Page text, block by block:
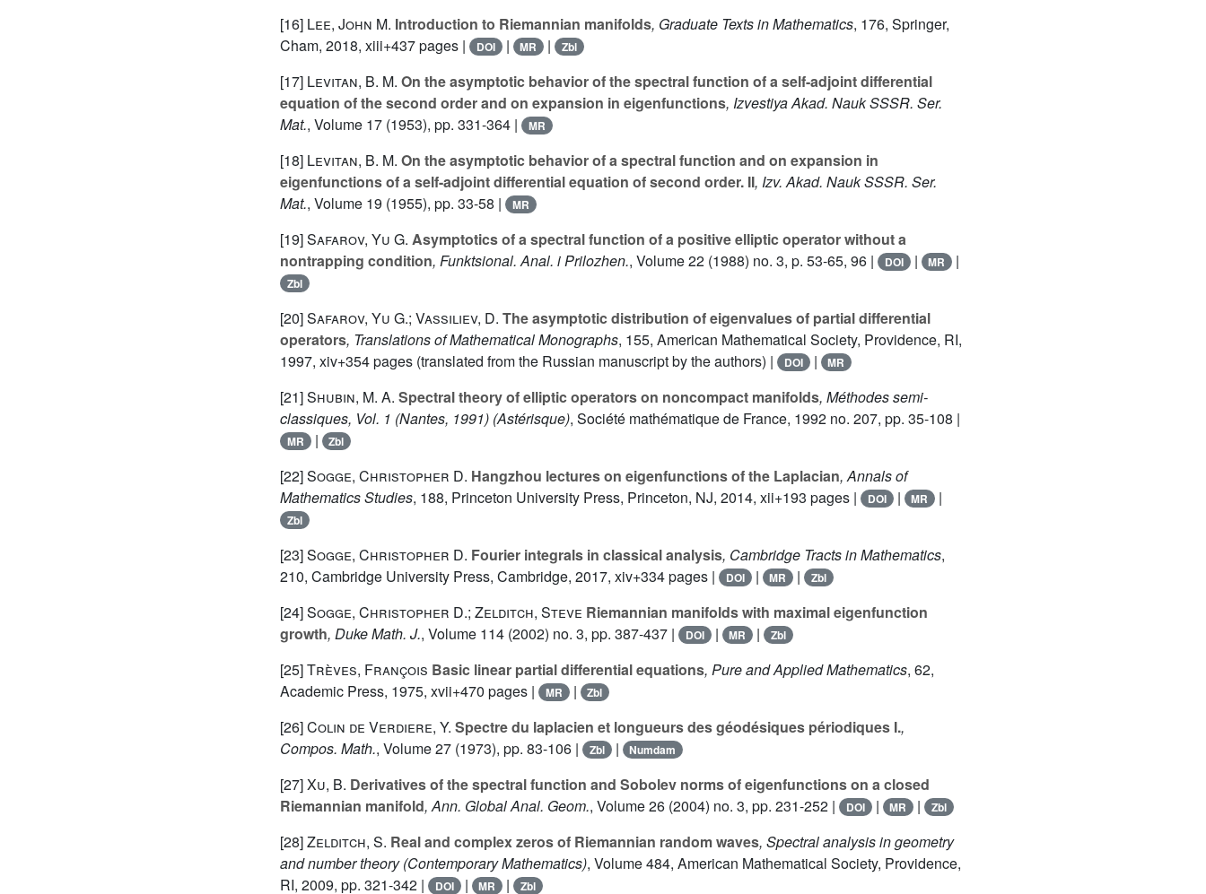
[16] Lee, John M. Introduction to Riemannian manifolds, Graduate Texts in Mathematics, 176, Springer,
Cham, 2018, xiii+437 pages |
DOI | MR | Zbl
[17] Levitan, B. M. On the asymptotic behavior of the spectral function of a self-adjoint differential
equation of the second order and on expansion in eigenfunctions, Izvestiya Akad. Nauk SSSR. Ser.
Mat., Volume 17 (1953), pp. 331-364 | MR
[18] Levitan, B. M. On the asymptotic behavior of a spectral function and on expansion in
eigenfunctions of a self-adjoint differential equation of second order. II, Izv. Akad. Nauk SSSR. Ser.
Mat., Volume 19 (1955), pp. 33-58 | MR
[19]Safarov, Yu G. Asymptotics of a spectral function of a positive elliptic operator without a
nontrapping condition, Funktsional. Anal. i Prilozhen., Volume 22 (1988) no. 3, p. 53-65, 96 | DOI | MR |
Zbl
[20]Safarov, Yu G.; Vassiliev, D. The asymptotic distribution of eigenvalues of partial differential
operators, Translations of Mathematical Monographs, 155, American Mathematical Society, Providence, RI,
1997, xiv+354 pages (translated from the Russian manuscript by the authors) |
DOI | MR
[21]Shubin, M. A. Spectral theory of elliptic operators on noncompact manifolds, Méthodes semi-
classiques, Vol. 1 (Nantes, 1991) (Astérisque), Société mathématique de France, 1992 no. 207, pp. 35-108 |
MR | Zbl
[22]Sogge, Christopher D. Hangzhou lectures on eigenfunctions of the Laplacian, Annals of
Mathematics Studies, 188, Princeton University Press, Princeton, NJ, 2014, xii+193 pages | DOI | MR |
Zbl
[23]Sogge, Christopher D. Fourier integrals in classical analysis, Cambridge Tracts in Mathematics,
210, Cambridge University Press, Cambridge, 2017, xiv+334 pages | DOI | MR | Zbl
[24]Sogge, Christopher D.; Zelditch, Steve Riemannian manifolds with maximal eigenfunction
growth, Duke Math. J., Volume 114 (2002) no. 3, pp. 387-437 | DOI | MR | Zbl
[25]Trèves, François Basic linear partial differential equations, Pure and Applied Mathematics, 62,
Academic Press, 1975, xvii+470 pages |
MR | Zbl
[26]Colin de Verdiere, Y. Spectre du laplacien et longueurs des géodésiques périodiques I.,
Compos. Math., Volume 27 (1973), pp. 83-106 | Zbl | Numdam
[27]Xu, B. Derivatives of the spectral function and Sobolev norms of eigenfunctions on a closed
Riemannian manifold, Ann. Global Anal. Geom., Volume 26 (2004) no. 3, pp. 231-252 | DOI | MR | Zbl
[28]Zelditch, S. Real and complex zeros of Riemannian random waves, Spectral analysis in geometry
and number theory(Contemporary Mathematics), Volume 484, American Mathematical Society, Providence,
RI, 2009, pp. 321-342 |
DOI | MR | Zbl